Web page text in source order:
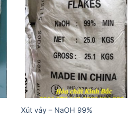
Add to
wishlist
Xút vảy – NaOH 99%